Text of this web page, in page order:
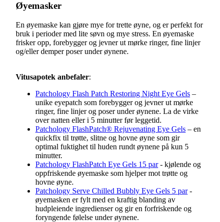
Øyemasker
En øyemaske kan gjøre mye for trette øyne, og er perfekt for
bruk i perioder med lite søvn og mye stress. En øyemaske
frisker opp, forebygger og jevner ut mørke ringer, fine linjer
og/eller demper poser under øynene.
Vitusapotek anbefaler:
Patchology Flash Patch Restoring Night Eye Gels –
unike eyepatch som forebygger og jevner ut mørke
ringer, fine linjer og poser under øynene. La de virke
over natten eller i 5 minutter før leggetid.
Patchology FlashPatch® Rejuvenating Eye Gels – en
quickfix til trøtte, slitne og hovne øyne som gir
optimal fuktighet til huden rundt øynene på kun 5
minutter.
Patchology FlashPatch Eye Gels 15 par- kjølende og
oppfriskende øyemaske som hjelper mot trøtte og
hovne øyne.
Patchology Serve Chilled Bubbly Eye Gels 5 par-
øyemasken er fylt med en kraftig blanding av
hudpleiende ingredienser og gir en forfriskende og
foryngende følelse under øynene.